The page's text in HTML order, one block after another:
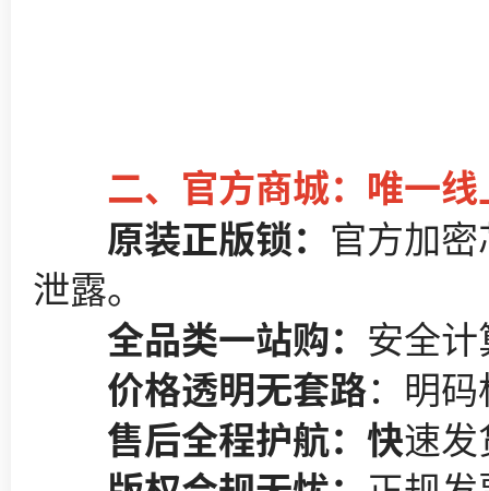
二、官方商城：唯一线
原装正版锁： 官方加
泄露。
全品类一站购： 安全
价格透明无套路：明
售后全程护航：快速